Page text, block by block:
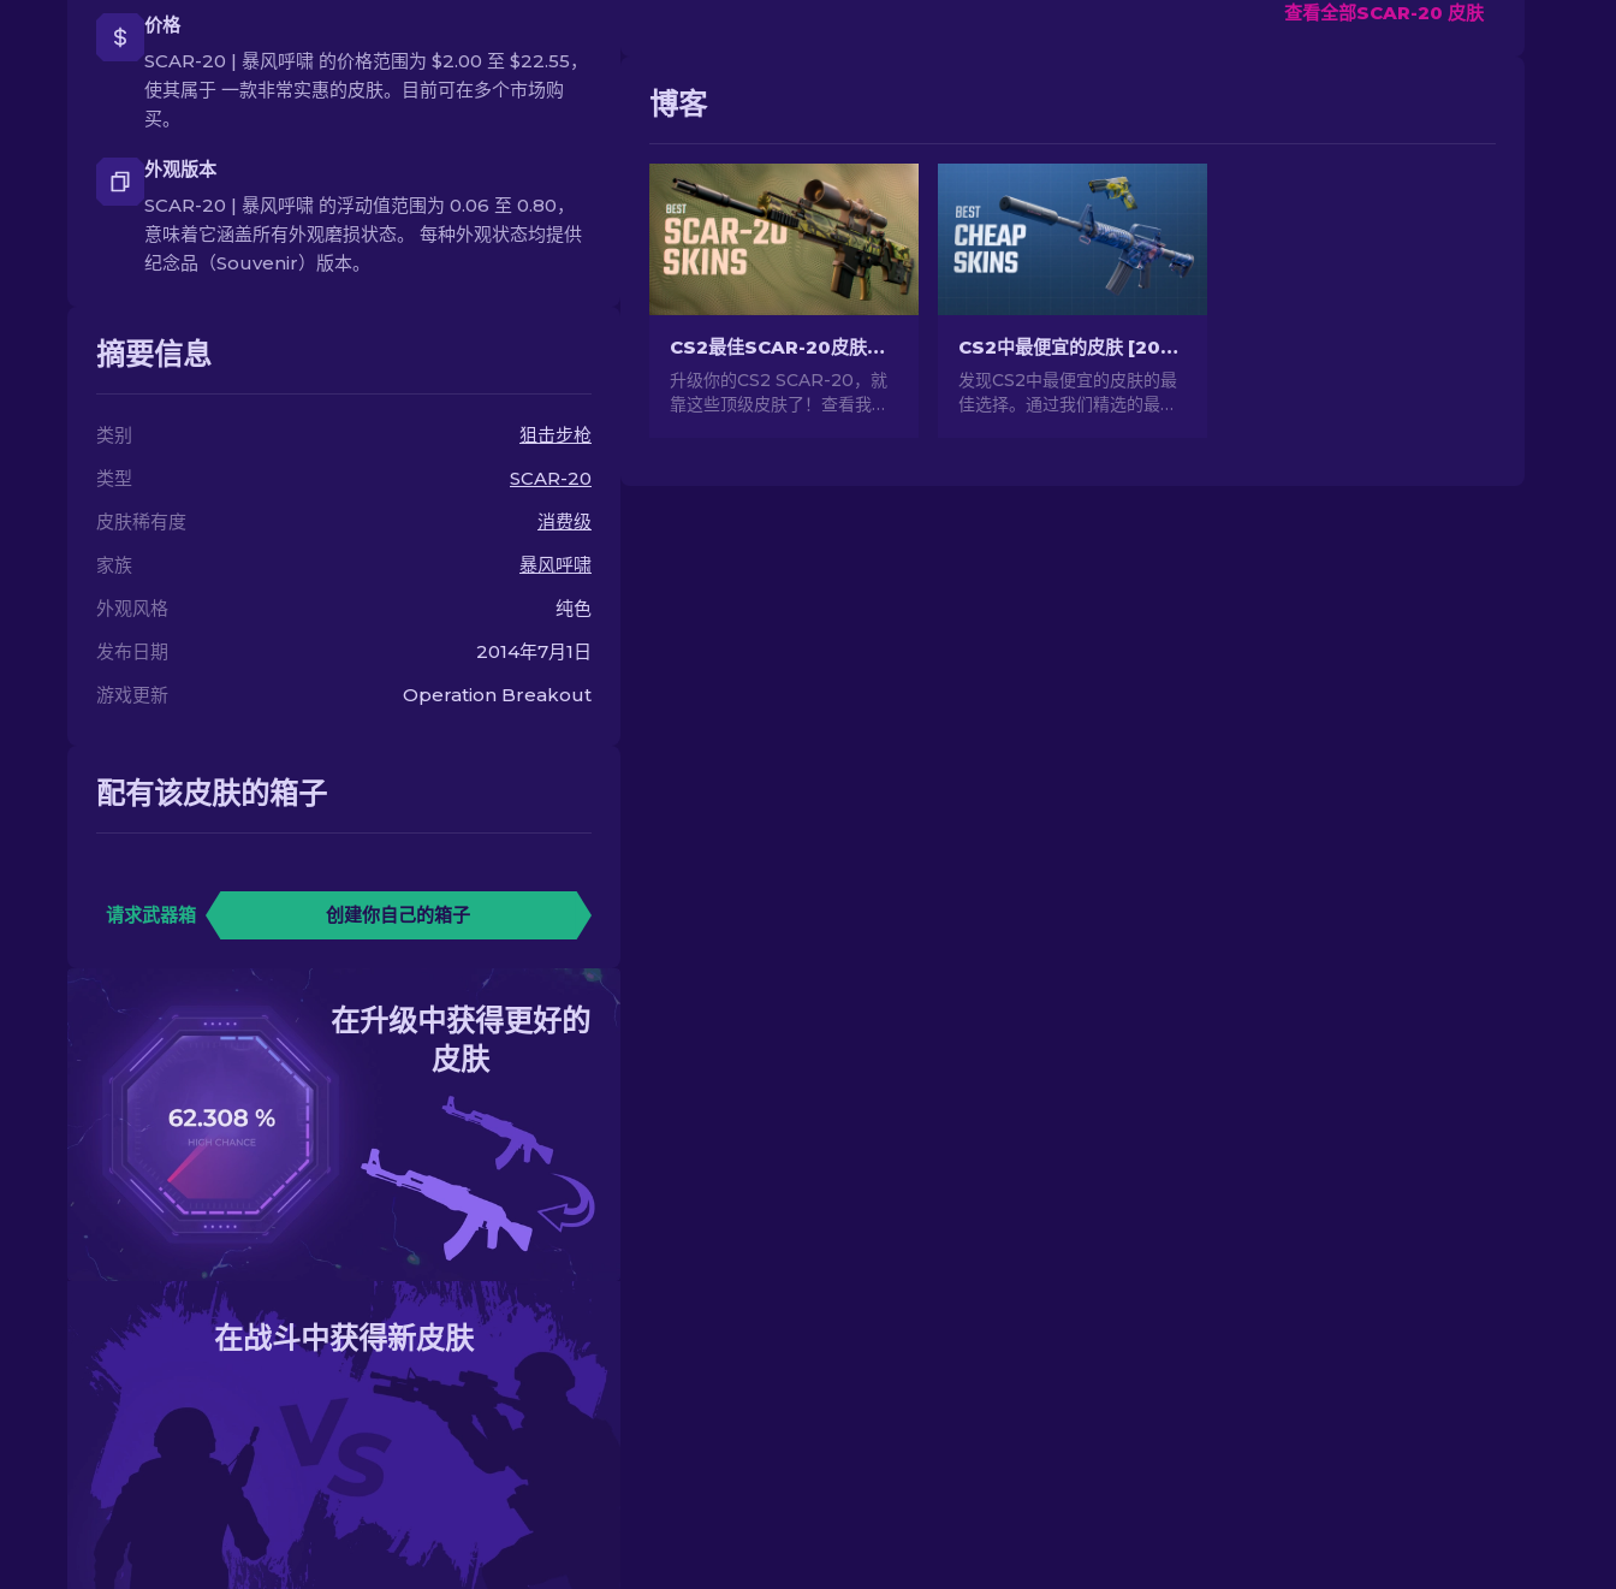
价格
SCAR-20 | 暴风呼啸 的价格范围为 $2.00 至 $22.55，
使其属于 一款非常实惠的皮肤。目前可在多个市场购
买。
外观版本
SCAR-20 | 暴风呼啸 的浮动值范围为 0.06 至 0.80，
意味着它涵盖所有外观磨损状态。 每种外观状态均提供
纪念品（Souvenir）版本。
摘要信息
类别
狙击步枪
类型
SCAR-20
皮肤稀有度
消费级
家族
暴风呼啸
外观风格
纯色
发布日期
2014年7月1日
游戏更新
Operation Breakout
配有该皮肤的箱子
请求武器箱 创建你自己的箱子
在升级中获得更好的
皮肤
在战斗中获得新皮肤
查看全部SCAR-20 皮肤
博客
CS2最佳SCAR-20皮肤：玩家精选 2026
升级你的CS2 SCAR-20，就
靠这些顶级皮肤了！查看我们
CS2中最便宜的皮肤 [2026]
发现CS2中最便宜的皮肤的最
佳选择。通过我们精选的最佳